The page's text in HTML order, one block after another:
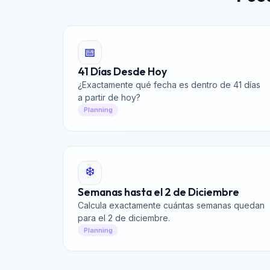
📅
41 Días Desde Hoy
¿Exactamente qué fecha es dentro de 41 días
a partir de hoy?
Planning
❄️
Semanas hasta el 2 de Diciembre
Calcula exactamente cuántas semanas quedan
para el 2 de diciembre.
Planning